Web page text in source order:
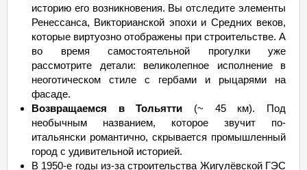
историю его возникновения. Вы отследите элементы
Ренессанса, Викторианской эпохи и Средних веков,
которые виртуозно отображены при строительстве. А
во время самостоятельной прогулки уже
рассмотрите детали: великолепное исполнение в
неоготическом стиле с гербами и рыцарями на
фасаде.
Возвращаемся в Тольятти (~ 45 км). Под
необычным названием, которое звучит по-
итальянски романтично, скрывается промышленный
город с удивительной историей.
В 1950-е годы из-за строительства Жигулёвской ГЭС